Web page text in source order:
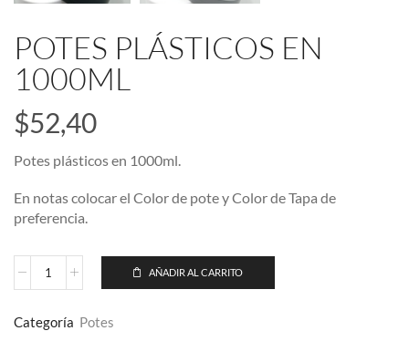
POTES PLÁSTICOS EN
1000ML
$52,40
Potes plásticos en 1000ml.
En notas colocar el Color de pote y Color de Tapa de
preferencia.
AÑADIR AL CARRITO
Categoría Potes